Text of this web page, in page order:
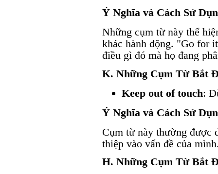
Ý Nghĩa và Cách Sử
Những cụm từ này thể
khác hành động. "Go for
điều gì đó mà họ đang
K. Những Cụm Từ Bắt
Keep out of touch:
Ý Nghĩa và Cách Sử
Cụm từ này thường được
thiệp vào vấn đề của
H. Những Cụm Từ Bắt